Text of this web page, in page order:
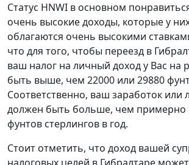
Статус HNWI в основном
очень высокие доходы, которые у
облагаются очень высокими
что для того, чтобы переезд в
ваш налог на личный доход у Вас на
быть выше, чем 22000 или 29880
Соответственно, ваш заработок или
должен быть больше, чем примерно
фунтов стерлингов в год.
Стоит отметить, что доход вашей